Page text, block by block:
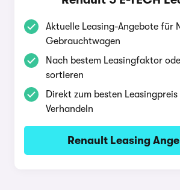
Aktuelle Leasing-Angebote für
Gebrauchtwagen
Nach bestem Leasingfaktor
sortieren
Direkt zum besten Leasingpreis
Verhandeln
Renault Leasing